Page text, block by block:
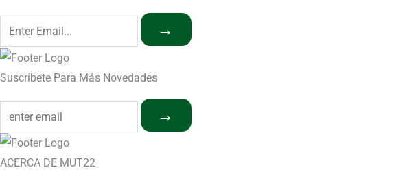
→
Suscríbete Para Más Novedades
→
ACERCA DE MUT22